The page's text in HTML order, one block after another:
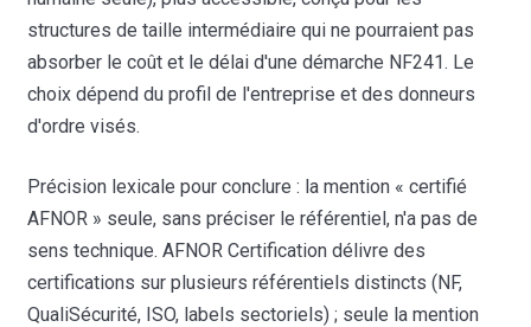
structures de taille intermédiaire qui ne pourraient pas
absorber le coût et le délai d'une démarche NF241. Le
choix dépend du profil de l'entreprise et des donneurs
d'ordre visés.
Précision lexicale pour conclure : la mention « certifié
AFNOR » seule, sans préciser le référentiel, n'a pas de
sens technique. AFNOR Certification délivre des
certifications sur plusieurs référentiels distincts (NF,
QualiSécurité, ISO, labels sectoriels) ; seule la mention